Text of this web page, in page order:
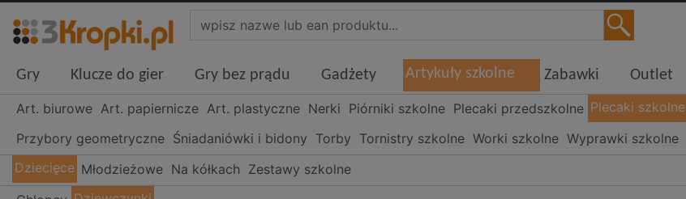
Gry Klucze do gier Gry bez prądu Gadżety Artykuły szkolne Zabawki Outlet
Art. biurowe Art. papiernicze Art. plastyczne Nerki Piórniki szkolne Plecaki przedszkolne Plecaki szkolne
Przybory geometryczne Śniadaniówki i bidony Torby Tornistry szkolne Worki szkolne Wyprawki szkolne
Dziecięce Młodzieżowe Na kółkach Zestawy szkolne